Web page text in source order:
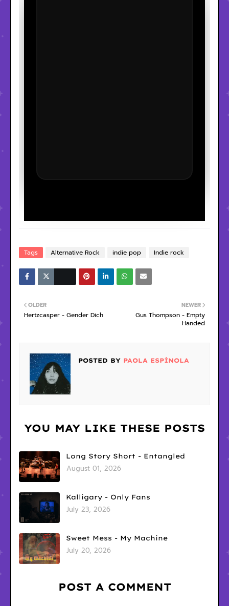
Tags Alternative Rock indie pop Indie rock
NEWER
Gus Thompson - Empty
Handed
OLDER
Hertzcasper - Gender Dich
POSTED BY PAOLA ESPÍNOLA
YOU MAY LIKE THESE POSTS
Long Story Short - Entangled
August 01, 2026
Kalligary - Only Fans
July 23, 2026
Sweet Mess - My Machine
July 20, 2026
POST A COMMENT